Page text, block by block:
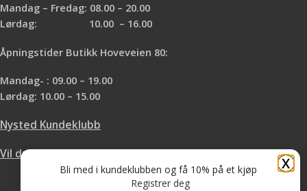
Mandag – Fredag: 08.00 – 20.00
Lørdag: 10.00 – 16.00
Åpningstider Butikk Hoveveien 80:
Mandag- : 09.00 – 19.00
Lørdag: 10.00 – 15.00
Nysted Kundeklubb
Vil du leie hos oss?
X
Bli med i kundeklubben og få 10% på et kjøp
Registrer deg